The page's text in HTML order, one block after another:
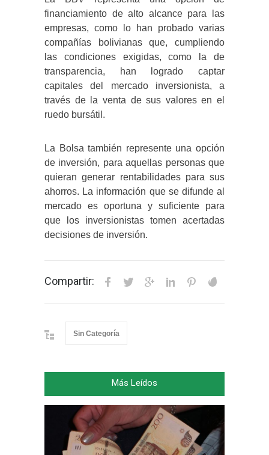
financiamiento de alto alcance para las
empresas, como lo han probado varias
compañías bolivianas que, cumpliendo
las condiciones exigidas, como la de
transparencia, han logrado captar
capitales del mercado inversionista, a
través de la venta de sus valores en el
ruedo bursátil.
La Bolsa también represente una opción
de inversión, para aquellas personas que
quieran generar rentabilidades para sus
ahorros. La información que se difunde al
mercado es oportuna y suficiente para
que los inversionistas tomen acertadas
decisiones de inversión.
Compartir:
Sin Categoría
Más Leídos